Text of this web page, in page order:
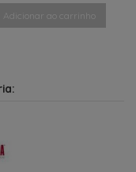
Adicionar ao carrinho